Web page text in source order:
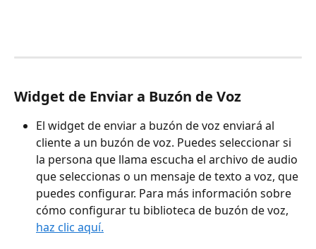
Widget de Enviar a Buzón de Voz
El widget de enviar a buzón de voz enviará al
cliente a un buzón de voz. Puedes seleccionar si
la persona que llama escucha el archivo de audio
que seleccionas o un mensaje de texto a voz, que
puedes configurar. Para más información sobre
cómo configurar tu biblioteca de buzón de voz,
haz clic aquí.